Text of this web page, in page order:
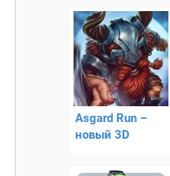
Asgard Run –
новый 3D
градусов!!